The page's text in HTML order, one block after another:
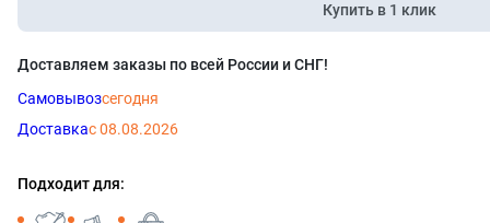
Купить в 1 клик
Доставляем заказы по всей России и СНГ!
Самовывозсегодня
Доставкас 08.08.2026
Подходит для: